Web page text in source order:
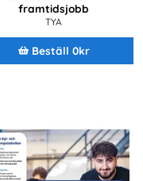
framtidsjobb
TYA
Beställ 0kr